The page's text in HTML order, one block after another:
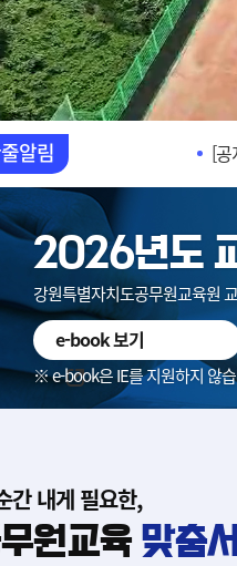
알림
[
[
[공
[묻
[
2026년도
강원특별자치도공무원교육원
e-book 보기
※ e-book은 IE를 지원하지 않
간 내게 필요한,
원교육 맞춤